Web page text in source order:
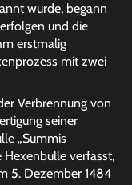
wurde, begann
und die
erstmalig
mit zwei
Verbrennung von
seiner
„Summis
Hexenbulle verfasst,
5. Dezember 1484